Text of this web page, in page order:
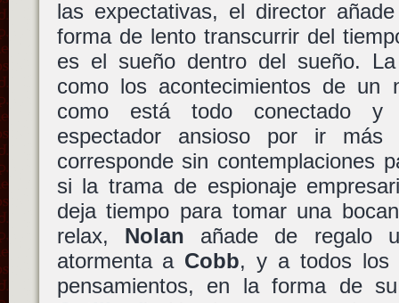
las expectativas, el director
forma de lento transcurrir del
es el sueño dentro del sueño.
como los acontecimientos de
como está todo conectado y
espectador ansioso por ir
corresponde sin contemplaciones
si la trama de espionaje
deja tiempo para tomar una
relax, Nolan añade de regalo
atormenta a Cobb, y a todos los
pensamientos, en la forma de